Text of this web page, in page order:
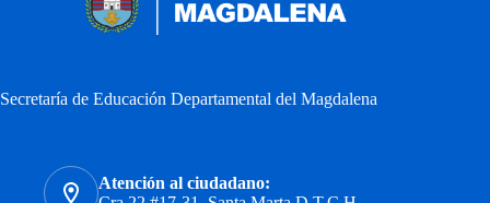
Secretaría de Educación Departamental del Magdalena
Atención al ciudadano: